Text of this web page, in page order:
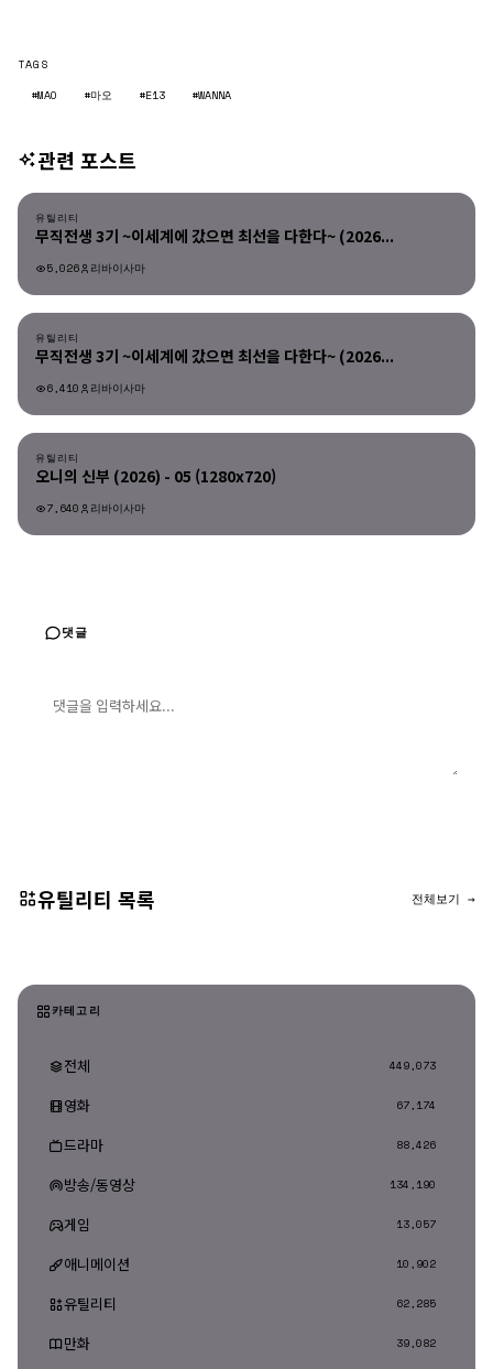
TAGS
#MAO
#마오 #E13 #WANNA
관련 포스트
유틸리티
유틸리티
무직전생 3기 ~이세계에 갔으면 최선을 다한다~ (2026...
5,026 리바이사마
유틸리티
유틸리티
무직전생 3기 ~이세계에 갔으면 최선을 다한다~ (2026...
6,410 리바이사마
유틸리티
유틸리티
오니의 신부 (2026) - 05 (1280x720)
7,640 리바이사마
댓글
유틸리티 목록 전체보기 →
카테고리
전체 449,073
영화 67,174
드라마 88,426
방송/동영상 134,190
게임 13,057
애니메이션 10,902
유틸리티 62,285
만화 39,082